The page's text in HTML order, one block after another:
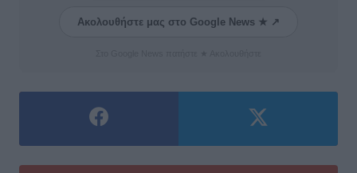
Ακολουθήστε μας στο Google News ★ ↗